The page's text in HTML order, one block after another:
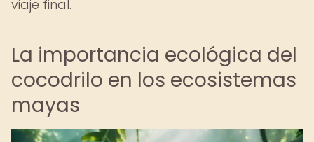
viaje final.
La importancia ecológica del
cocodrilo en los ecosistemas
mayas